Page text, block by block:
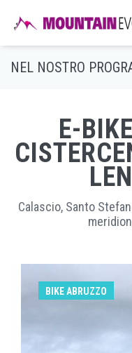
NEL NOSTRO
E-
Calascio, Santo
BIKE ABRUZZO